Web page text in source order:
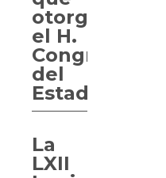
otorga
el H.
Congreso
del
Estado
La
LXII